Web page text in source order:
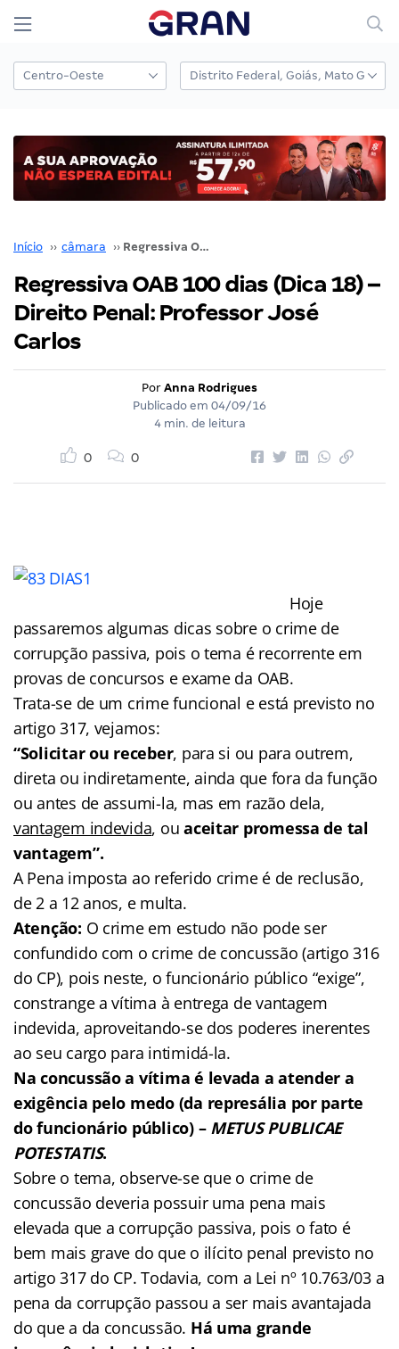
Início ›› câmara ›› Regressiva OAB 100 dias (Dica 18) – Direito Penal: Professor José Carlos
Regressiva OAB 100 dias (Dica 18) –
Direito Penal: Professor José
Carlos
Por Anna Rodrigues
Publicado em 04/09/16
4 min. de leitura
0 0
Hoje
passaremos algumas dicas sobre o crime de
corrupção passiva, pois o tema é recorrente em
provas de concursos e exame da OAB.
Trata-se de um crime funcional e está previsto no
artigo 317, vejamos:
“Solicitar ou receber, para si ou para outrem,
direta ou indiretamente, ainda que fora da função
ou antes de assumi-la, mas em razão dela,
vantagem indevida, ouaceitar promessa de tal
vantagem”.
A Pena imposta ao referido crime é de reclusão,
de 2 a 12 anos, e multa.
Atenção: O crime em estudo não pode ser
confundido com o crime de concussão (artigo 316
do CP), pois neste, o funcionário público “exige”,
constrange a vítima à entrega de vantagem
indevida, aproveitando-se dos poderes inerentes
ao seu cargo para intimidá-la.
Na concussão a vítima é levada a atender a
exigência pelo medo (da represália por parte
do funcionário público) – METUS PUBLICAE
POTESTATIS.
Sobre o tema, observe-se que o crime de
concussão deveria possuir uma pena mais
elevada que a corrupção passiva, pois o fato é
bem mais grave do que o ilícito penal previsto no
artigo 317 do CP. Todavia, com a Lei nº 10.763/03 a
pena da corrupção passou a ser mais avantajada
do que a da concussão. Há uma grande